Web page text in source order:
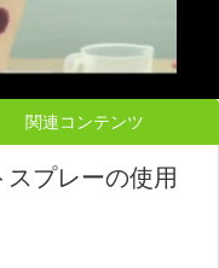
関連コンテンツ
プレーの使用